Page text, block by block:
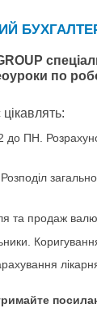
.
и регламентные
в течение
Если 15 число
операционным
п. 201.10 ст. 201
или расчетов
должна
календарного
с 16 по
) календарного
накладной,